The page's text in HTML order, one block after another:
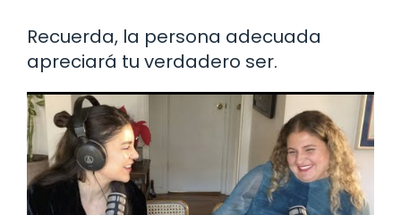
Recuerda, la persona adecuada
apreciará tu verdadero ser.